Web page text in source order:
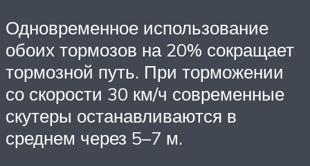
Одновременное использование
обоих тормозов на 20% сокращает
тормозной путь. При торможении
со скорости 30 км/ч современные
скутеры останавливаются в
среднем через 5–7 м.